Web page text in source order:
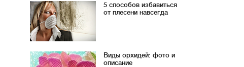
5 способов избавиться
от плесени навсегда
Виды орхидей: фото и
описание